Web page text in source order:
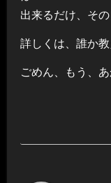
出来るだけ、その
詳しくは、誰か
ごめん、もう、